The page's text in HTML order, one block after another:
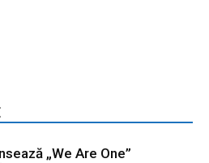
„We Are One”